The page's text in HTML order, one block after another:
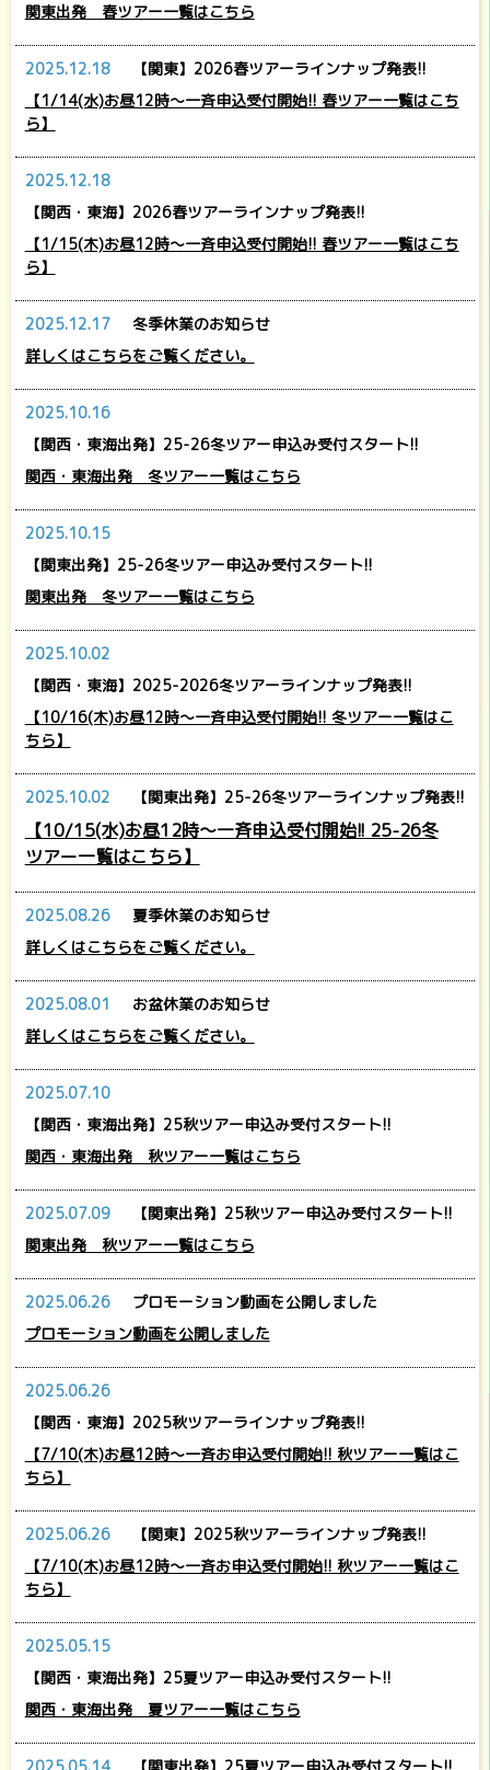
関東出発 春ツアー一覧はこちら
2025.12.18
【関東】2026春ツアーラインナップ発表!!
【1/14(水)お昼12時～一斉申込受付開始!! 春ツアー一覧はこち
ら】
2025.12.18
【関西・東海】2026春ツアーラインナップ発表!!
【1/15(木)お昼12時～一斉申込受付開始!! 春ツアー一覧はこち
ら】
2025.12.17
冬季休業のお知らせ
詳しくはこちらをご覧ください。
2025.10.16
【関西・東海出発】25-26冬ツアー申込み受付スタート!!
関西・東海出発 冬ツアー一覧はこちら
2025.10.15
【関東出発】25-26冬ツアー申込み受付スタート!!
関東出発 冬ツアー一覧はこちら
2025.10.02
【関西・東海】2025-2026冬ツアーラインナップ発表!!
【10/16(木)お昼12時～一斉申込受付開始!! 冬ツアー一覧はこ
ちら】
2025.10.02 【関東出発】25-26冬ツアーラインナップ発表!!
【10/15(水)お昼12時～一斉申込受付開始!! 25-26冬
ツアー一覧はこちら】
2025.08.26
夏季休業のお知らせ
詳しくはこちらをご覧ください。
2025.08.01
お盆休業のお知らせ
詳しくはこちらをご覧ください。
2025.07.10
【関西・東海出発】25秋ツアー申込み受付スタート!!
関西・東海出発 秋ツアー一覧はこちら
2025.07.09
【関東出発】25秋ツアー申込み受付スタート!!
関東出発 秋ツアー一覧はこちら
2025.06.26
プロモーション動画を公開しました
プロモーション動画を公開しました
2025.06.26
【関西・東海】2025秋ツアーラインナップ発表!!
【7/10(木)お昼12時～一斉お申込受付開始!! 秋ツアー一覧はこ
ちら】
2025.06.26
【関東】2025秋ツアーラインナップ発表!!
【7/10(木)お昼12時～一斉お申込受付開始!! 秋ツアー一覧はこ
ちら】
2025.05.15
【関西・東海出発】25夏ツアー申込み受付スタート!!
関西・東海出発 夏ツアー一覧はこちら